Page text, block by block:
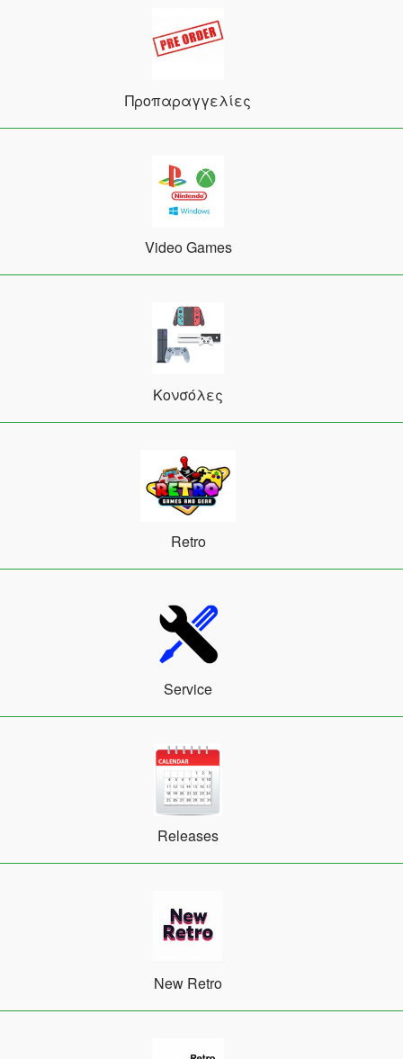
Προπαραγγελίες
Video Games
Κονσόλες
Retro
Service
Releases
New Retro